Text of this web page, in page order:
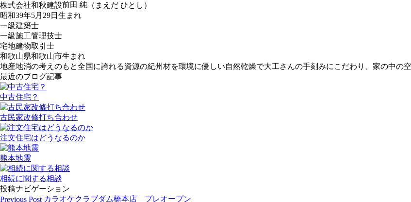
株式会社和秋建設前田 純 （まえだ ひとし）
昭和39年5月29日生まれ
一級建築士
一級施工管理技士
宅地建物取引士
和歌山県和歌山市生まれ
地産地消の考えのもと全国に誇れる資源の紀州材を環境に優しい自然乾燥で大工さんの手刻みにこだわり、家の中の
最近のブログ記事
中古住宅？
古民家改修打ち合わせ
注文住宅はどうなるのか
熊本地震
相続に関する相談
投稿ナビゲーション
Previous Post カラオケクラブダム橋本店 プレオープン